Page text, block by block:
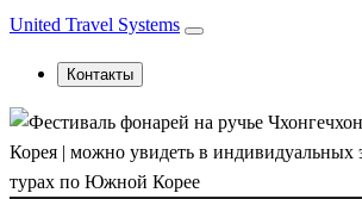
United Travel Systems
Контакты